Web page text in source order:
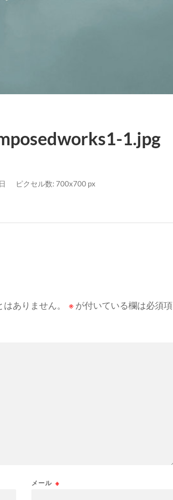
1.jpg
ピクセル数: 700x700 px
ありません。 ※ が付いている欄は必須項
メール ※